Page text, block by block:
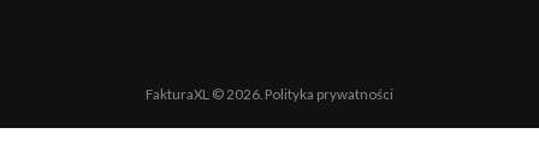
FakturaXL © 2026. Polityka prywatności